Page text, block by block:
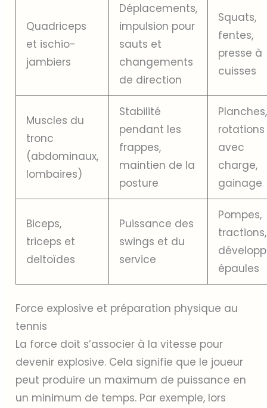
Quadriceps
et ischio-
jambiers
Déplacements,
impulsion pour
sauts et
changements
de direction
Squats,
fentes,
presse à
cuisses
Muscles du
tronc
(abdominaux,
lombaires)
Stabilité
pendant les
frappes,
maintien de la
posture
Planches,
rotations
avec
charge,
gainage
Biceps,
triceps et
deltoïdes
Puissance des
swings et du
service
Pompes,
tractions,
épaules
Force explosive et préparation physique au
tennis
La force doit s’associer à la vitesse pour
devenir explosive. Cela signifie que le joueur
peut produire un maximum de puissance en
un minimum de temps. Par exemple, lors